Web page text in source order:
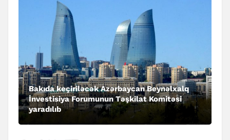
Bakıda keçiriləcək Azərbaycan Beynəlxalq
İnvestisiya Forumunun Təşkilat Komitəsi
yaradılıb